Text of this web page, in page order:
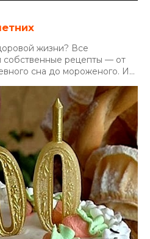
жизни? Все
собственные рецепты — от
сна до мороженого. И...